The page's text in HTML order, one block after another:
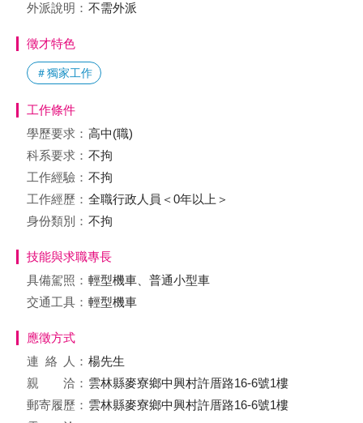
外派說明： 不需外派
徵才特色
＃獨家工作
工作條件
學歷要求： 高中(職)
科系要求： 不拘
工作經驗： 不拘
工作經歷： 全職行政人員＜0年以上＞
身份類別： 不拘
技能與求職專長
具備駕照： 輕型機車、普通小型車
交通工具： 輕型機車
應徵方式
連絡
人： 楊先生
親 洽： 雲林縣麥寮鄉中興村許厝路16-6號1樓
郵寄履歷： 雲林縣麥寮鄉中興村許厝路16-6號1樓